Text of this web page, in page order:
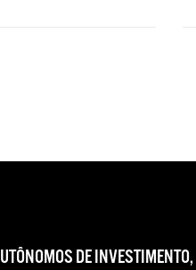
DE INVESTIMENTO,